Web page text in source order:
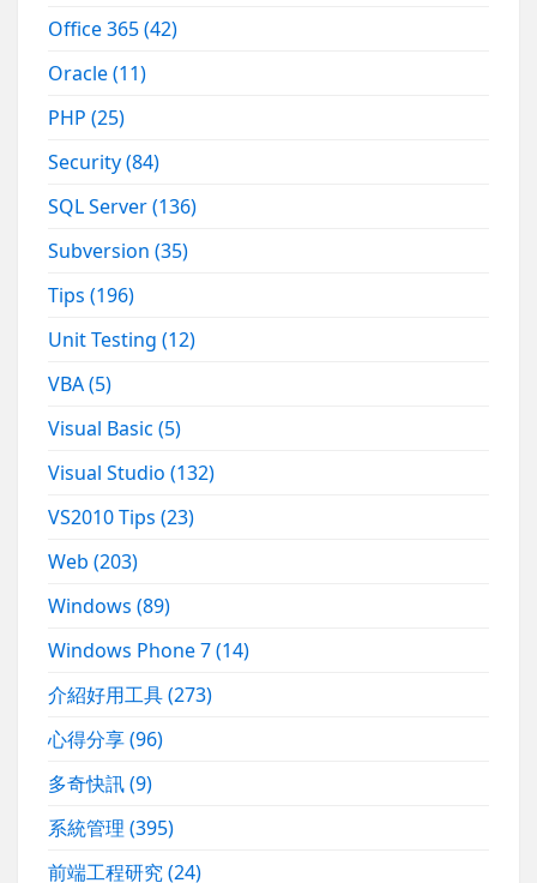
Office 365(42)
Oracle(11)
PHP(25)
Security(84)
SQL Server(136)
Subversion(35)
Tips(196)
Unit Testing(12)
VBA(5)
Visual Basic(5)
Visual Studio(132)
VS2010 Tips(23)
Web(203)
Windows(89)
Windows Phone 7(14)
介紹好用工具(273)
心得分享(96)
多奇快訊(9)
系統管理(395)
前端工程研究(24)